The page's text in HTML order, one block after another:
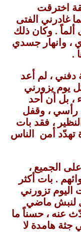
اخترقت
غادرني الفتى
. وكان ذلك
، وانهار جسدي
.
، لم أعد
يوم يزورني
، بل أن أحد
رأسي ، وقفل
، فقد بات
تهدّد أمن الناس
الجميع ،
. بات أكثر
اليوم تزورني
لنبش ماضي
عنه ، حسناً ما
جثة هامدة لا